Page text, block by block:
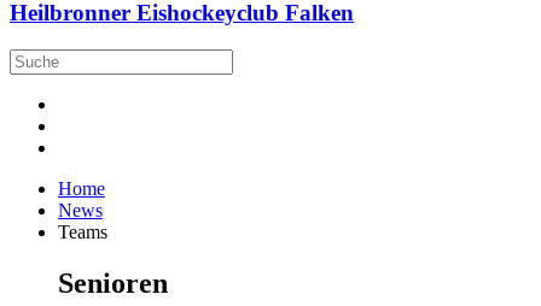
Heilbronner Eishockeyclub Falken
Home
News
Teams
Senioren